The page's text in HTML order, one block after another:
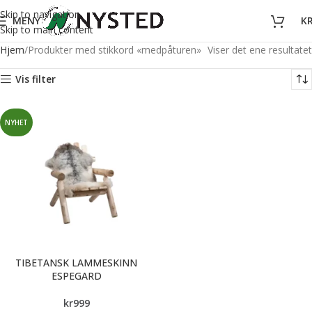
Skip to navigation
Skip to main content
MENY
Hjem Produkter med stikkord «medpåturen» Viser det ene resultatet
Vis filter
NYHET
TIBETANSK LAMMESKINN
ESPEGARD
kr999